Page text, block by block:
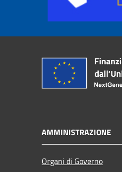
AMMINISTRAZIONE
Organi di Governo